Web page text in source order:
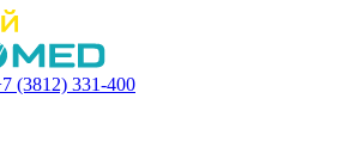
(3812) 331-400